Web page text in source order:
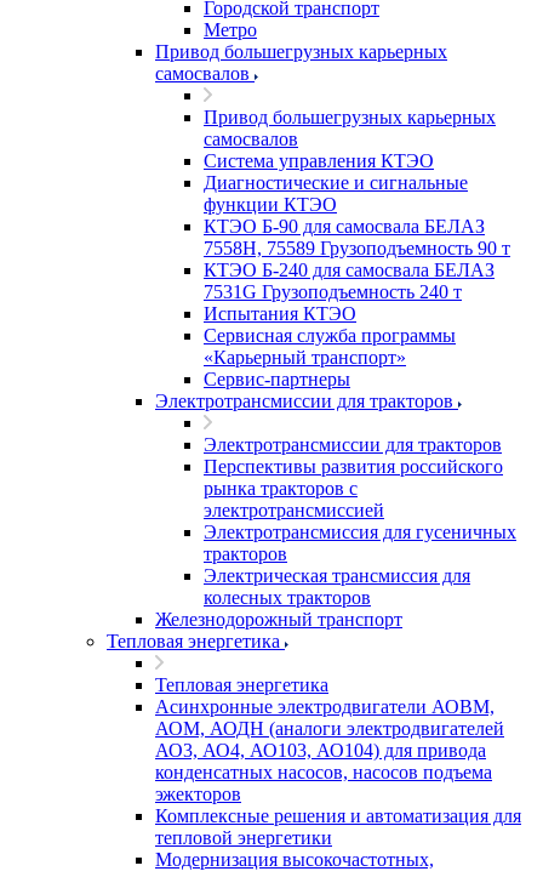
Городской транспорт
Метро
Привод большегрузных карьерных
самосвалов
Привод большегрузных карьерных
самосвалов
Система управления КТЭО
Диагностические и сигнальные
функции КТЭО
КТЭО Б-90 для самосвала БЕЛАЗ
7558H, 75589 Грузоподъемность 90 т
КТЭО Б-240 для самосвала БЕЛАЗ
7531G Грузоподъемность 240 т
Испытания КТЭО
Сервисная служба программы
«Карьерный транспорт»
Сервис-партнеры
Электротрансмиссии для тракторов
Электротрансмиссии для тракторов
Перспективы развития российского
рынка тракторов с
электротрансмиссией
Электротрансмиссия для гусеничных
тракторов
Электрическая трансмиссия для
колесных тракторов
Железнодорожный транспорт
Тепловая энергетика
Тепловая энергетика
Асинхронные электродвигатели АОВМ,
АОМ, АОДН (аналоги электродвигателей
АО3, АО4, АО103, АО104) для привода
конденсатных насосов, насосов подъема
эжекторов
Комплексные решения и автоматизация для
тепловой энергетики
Модернизация высокочастотных,